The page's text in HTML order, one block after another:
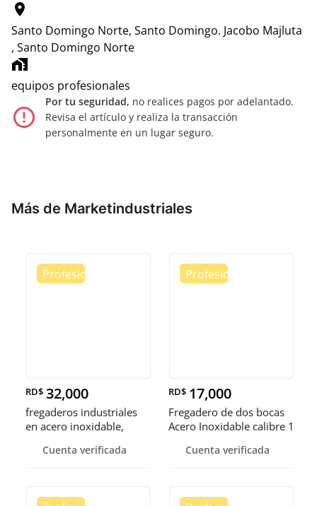
location_on
Santo Domingo Norte, Santo Domingo. Jacobo Majluta
, Santo Domingo Norte
home_work
equipos profesionales
error_outline
Por tu seguridad, no realices pagos por adelantado.
Revisa el artículo y realiza la transacción
personalmente en un lugar seguro.
Más de Marketindustriales
RD$ 32,000
fregaderos industriales
en acero inoxidable,
Cuenta verificada
RD$ 17,000
Fregadero de dos bocas
Acero Inoxidable calibre 1
Cuenta verificada